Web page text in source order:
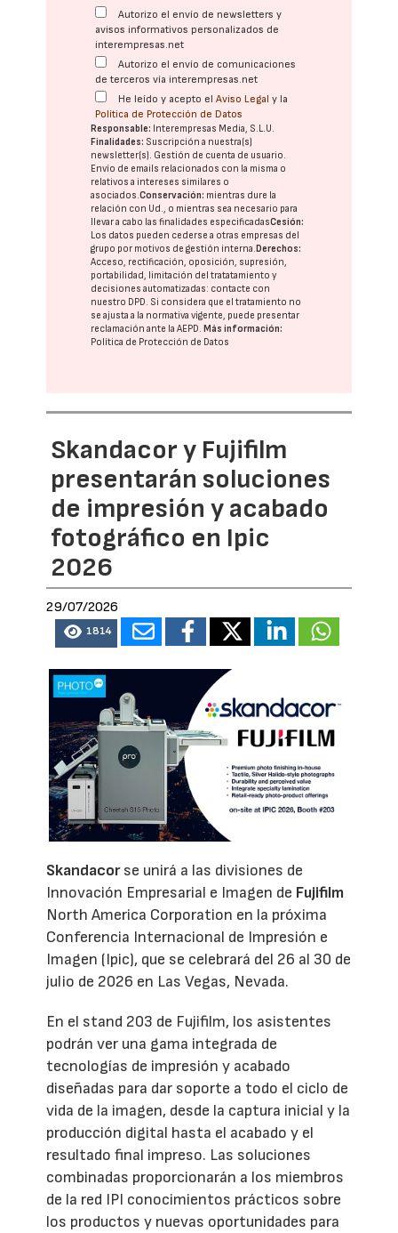
Autorizo el envío de newsletters y
avisos informativos personalizados de
interempresas.net
Autorizo el envío de comunicaciones
de terceros vía interempresas.net
He leído y acepto elAviso Legal y la
Política de Protección de Datos
Responsable: Interempresas Media, S.L.U.
Finalidades: Suscripción a nuestra(s)
newsletter(s). Gestión de cuenta de usuario.
Envío de emails relacionados con la misma o
relativos a intereses similares o
asociados.Conservación: mientras dure la
relación con Ud., o mientras sea necesario para
llevar a cabo las finalidades especificadasCesión:
Los datos pueden cederse a otras empresas del
grupo por motivos de gestión interna. Derechos:
Acceso, rectificación, oposición, supresión,
portabilidad, limitación del tratatamiento y
decisiones automatizadas: contacte con
nuestro DPD. Si considera que el tratamiento no
se ajusta a la normativa vigente, puede presentar
reclamación ante laAEPD. Más información:
Política de Protección de Datos
Skandacor y Fujifilm
presentarán soluciones
de impresión y acabado
fotográfico en Ipic
2026
29/07/2026
1814
Skandacorse unirá a las divisiones de
Innovación Empresarial e Imagen de Fujifilm
North America Corporation en la próxima
Conferencia Internacional de Impresión e
Imagen (Ipic), que se celebrará del 26 al 30 de
julio de 2026 en Las Vegas, Nevada.
En el stand 203 de Fujifilm, los asistentes
podrán ver una gama integrada de
tecnologías de impresión y acabado
diseñadas para dar soporte a todo el ciclo de
vida de la imagen, desde la captura inicial y la
producción digital hasta el acabado y el
resultado final impreso. Las soluciones
combinadas proporcionarán a los miembros
de la red IPI conocimientos prácticos sobre
los productos y nuevas oportunidades para